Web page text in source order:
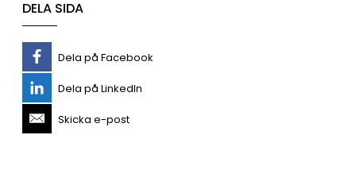
DELA SIDA
Dela på Facebook
Dela på LinkedIn
Skicka e-post